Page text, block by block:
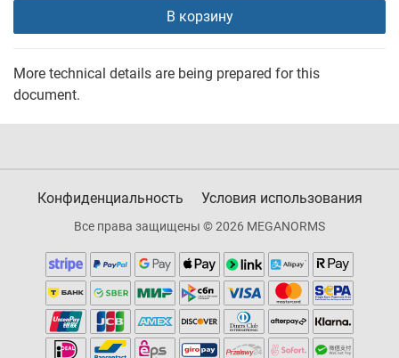
В корзину
More technical details are being prepared for this
document.
Конфиденциальность Условия использования
Все права защищены © 2026 MEGANORMS